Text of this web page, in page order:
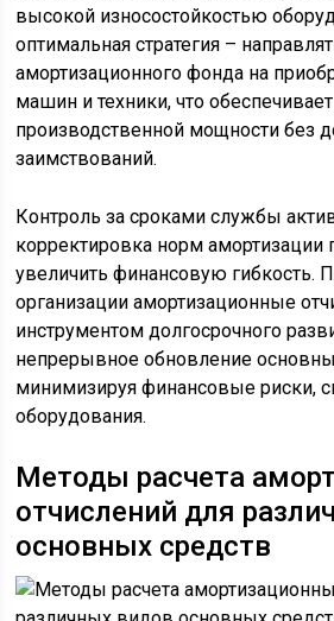
высокой износостойкостью
оптимальная стратегия –
амортизационного фонда на
машин и техники, что
производственной мощности без
заимствований.
Контроль за сроками службы
корректировка норм амортизации
увеличить финансовую гибкость.
организации амортизационные
инструментом долгосрочного
непрерывное обновление
минимизируя финансовые риски,
оборудования.
Методы расчета
отчислений для
основных средств